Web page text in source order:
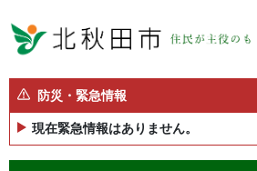
防災・緊急情報
現在緊急情報はありません。